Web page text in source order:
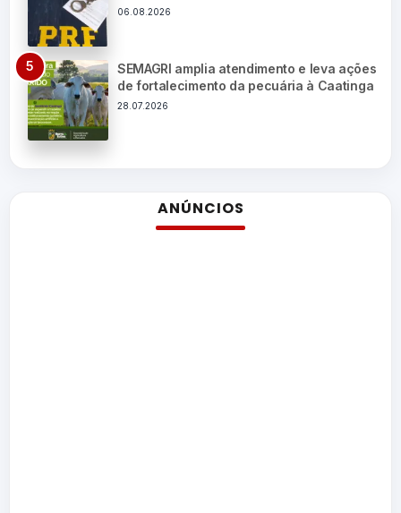
06.08.2026
SEMAGRI amplia atendimento e leva ações
de fortalecimento da pecuária à Caatinga
28.07.2026
ANÚNCIOS